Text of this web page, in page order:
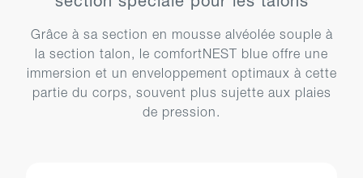
section spéciale pour les talons
Grâce à sa section en mousse alvéolée souple à
la section talon, le comfortNEST blue offre une
immersion et un enveloppement optimaux à cette
partie du corps, souvent plus sujette aux plaies
de pression.